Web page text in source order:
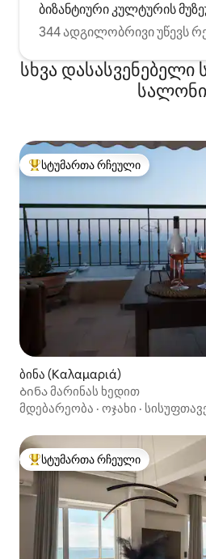
ბიზანტიური კულტურის
344 ადგილობრივი უწევს
სხვა
სტუმართა რჩეული მოწინავე
სტუმართა რჩეული
ბინა (Καλαμαριά)
Ბინა მარინას ხედით
მდებარეობა · ოჯახი ·
სტუმართა რჩეული მოწინავე
სტუმართა რჩეული